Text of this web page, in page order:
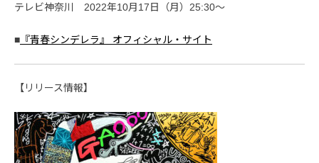
テレビ神奈川 2022年10月17日（月）25:30〜
■ 『青春シンデレラ』 オフィシャル・サイト
【リリース情報】